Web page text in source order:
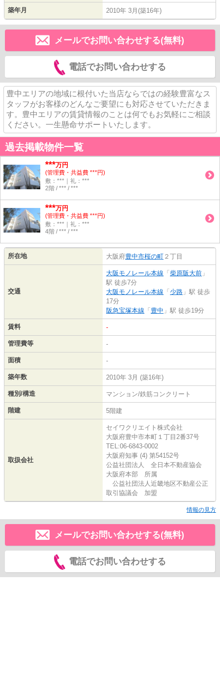
築年月 2010年 3月(築16年)
メールでお問い合わせする(無料)
電話でお問い合わせする
豊中エリアの地域に根付いた当店ならではの経験豊富なス
タッフがお客様のどんなご要望にも対応させていただきま
す。豊中エリアの賃貸情報のことは何でもお気軽にご相談
ください。一生懸命サポートいたします。
過去掲載物件一覧
***万円
(管理費・共益費 ***円)
敷：***｜礼：***
2階 / *** / ***
***万円
(管理費・共益費 ***円)
敷：***｜礼：***
4階 / *** / ***
所在地 大阪府豊中市桜の町 ２丁目
交通
大阪モノレール本線 「 柴原阪大前 」
駅 徒歩7分
大阪モノレール本線 「 少路 」駅 徒歩
17分
阪急宝塚本線 「 豊中 」駅 徒歩19分
賃料 -
管理費等 -
面積 -
築年数 2010年 3月 (築16年)
種別/構造 マンション/鉄筋コンクリート
階建 5階建
取扱会社
セイワクリエイト株式会社
大阪府豊中市本町１丁目2番37号
TEL:06-6843-0002
大阪府知事 (4) 第54152号
公益社団法人 全日本不動産協会
大阪府本部 所属
公益社団法人近畿地区不動産公正
取引協議会 加盟
情報の見方
メールでお問い合わせする(無料)
電話でお問い合わせする